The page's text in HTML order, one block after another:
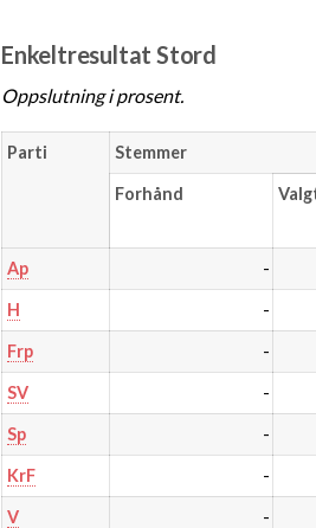
Enkeltresultat Stord
Oppslutning i prosent.
Parti Stemmer
Forhånd
Ap -
H -
Frp -
SV -
Sp -
KrF -
V -